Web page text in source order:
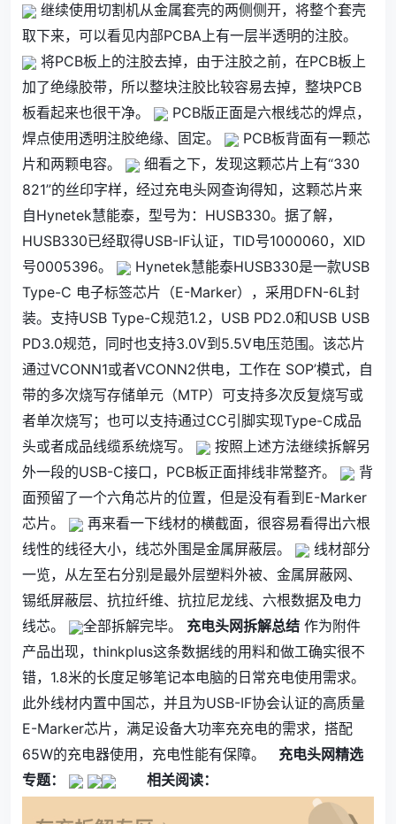
继续使用切割机从金属套壳的两侧侧开，将整个套壳
取下来，可以看见内部PCBA上有一层半透明的注胶。
将PCB板上的注胶去掉，由于注胶之前，在PCB板上
加了绝缘胶带，所以整块注胶比较容易去掉，整块PCB
板看起来也很干净。
PCB版正面是六根线芯的焊点，
焊点使用透明注胶绝缘、固定。
PCB板背面有一颗芯
片和两颗电容。
细看之下，发现这颗芯片上有“330
821”的丝印字样，经过充电头网查询得知，这颗芯片来
自Hynetek慧能泰，型号为：HUSB330。据了解，
HUSB330已经取得USB-IF认证，TID号1000060，XID
号0005396。
Hynetek慧能泰HUSB330是一款USB
Type-C 电子标签芯片（E-Marker），采用DFN-6L封
装。支持USB Type-C规范1.2，USB PD2.0和USB USB
PD3.0规范，同时也支持3.0V到5.5V电压范围。该芯片
通过VCONN1或者VCONN2供电，工作在 SOP’模式，自
带的多次烧写存储单元（MTP）可支持多次反复烧写或
者单次烧写；也可以支持通过CC引脚实现Type-C成品
头或者成品线缆系统烧写。
按照上述方法继续拆解另
外一段的USB-C接口，PCB板正面排线非常整齐。
背
面预留了一个六角芯片的位置，但是没有看到E-Marker
芯片。
再来看一下线材的横截面，很容易看得出六根
线性的线径大小，线芯外围是金属屏蔽层。
线材部分
一览，从左至右分别是最外层塑料外被、金属屏蔽网、
锡纸屏蔽层、抗拉纤维、抗拉尼龙线、六根数据及电力
线芯。
全部拆解完毕。 充电头网拆解总结 作为附件
产品出现，thinkplus这条数据线的用料和做工确实很不
错，1.8米的长度足够笔记本电脑的日常充电使用需求。
此外线材内置中国芯，并且为USB-IF协会认证的高质量
E-Marker芯片，满足设备大功率充充电的需求，搭配
65W的充电器使用，充电性能有保障。 充电头网精选
专题：
相关阅读：